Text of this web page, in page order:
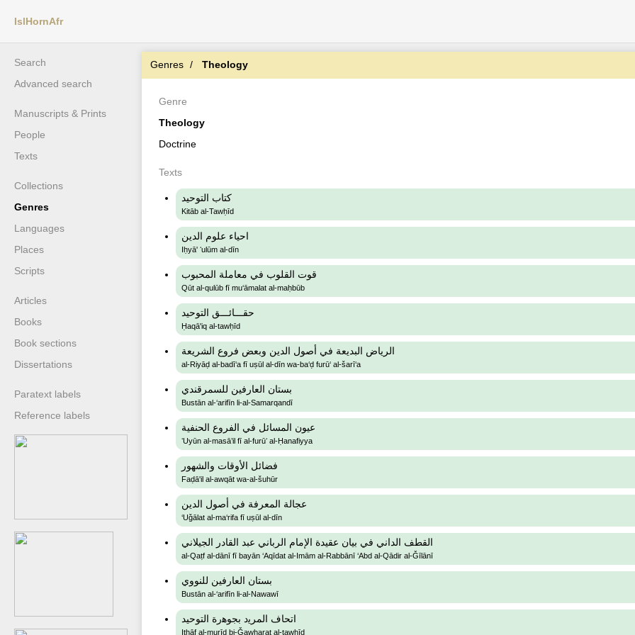
IslHornAfr
Search
Advanced search
Manuscripts & Prints
People
Texts
Collections
Genres
Languages
Places
Scripts
Articles
Books
Book sections
Dissertations
Paratext labels
Reference labels
Genres Theology
Genre
Theology
Doctrine
Texts
كتاب التوحيد
Kitāb al-Tawḥīd
احياء علوم الدين
Iḥyā' ʻulūm al-dīn
قوت القلوب في معاملة المحبوب
Qūt al-qulūb fī mu‘āmalat al-maḥbūb
حقـــائـــق التوحيد
Ḥaqā'iq al-tawḥīd
الرياض البديعة في أصول الدين وبعض فروع الشريعة
al-Riyāḍ al-badī‘a fī uṣūl al-dīn wa-ba‘ḍ furū‘ al-šarī‘a
بستان العارفين للسمرقندي
Bustān al-‘arifīn li-al-Samarqandī
عيون المسائل في الفروع الحنفية
ʻUyūn al-masā’il fī al-furūʻ al-Ḥanafiyya
فضائل الأوقات والشهور
Faḍā'il al-awqāt wa-al-šuhūr
عجالة المعرفة في أصول الدين
‘Uǧālat al-ma‘rifa fī uṣūl al-dīn
القطف الداني في بيان عقيدة الإمام الرباني عبد القادر الجيلاني
al-Qaṭf al-dānī fī bayān ‘Aqīdat al-Imām al-Rabbānī ‘Abd al-Qādir al-Ǧīlānī
بستان العارفين للنووي
Bustān al-‘arifīn li-al-Nawawī
اتحاف ﺍلمرﻳد بجوﻫرة ﺍلتوحيد
Itḥāf al-murīd bi-Ǧawharat al-tawḥīd